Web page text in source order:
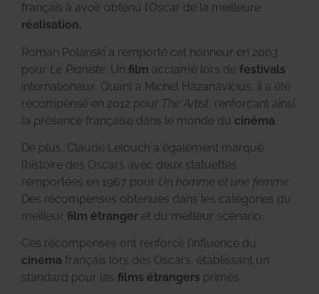
français à avoir obtenu l’Oscar de la meilleure
réalisation.
Roman Polanski a remporté cet honneur en 2003
pour Le Pianiste. Un film acclamé lors de festivals
internationaux. Quant à Michel Hazanavicius, il a été
récompensé en 2012 pour The Artist, renforçant ainsi
la présence française dans le monde du cinéma
De plus, Claude Lelouch a également marqué
l’histoire des Oscars avec deux statuettes
remportées en 1967 pour Un homme et une femme.
Des récompenses obtenues dans les catégories du
meilleur film étranger et du meilleur scénario.
Ces récompenses ont renforcé l’influence du
cinéma français lors des Oscars, établissant un
standard pour les films étrangers primés.